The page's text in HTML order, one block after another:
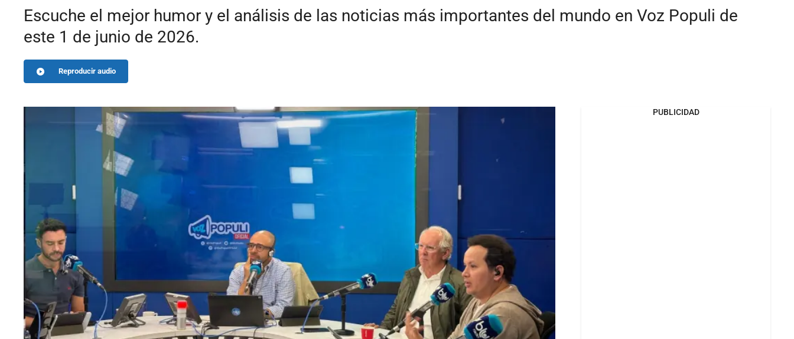
Escuche el mejor humor y el análisis de las noticias más importantes del mundo en Voz Populi de
este 1 de junio de 2026.
Reproducir audio
PUBLICIDAD